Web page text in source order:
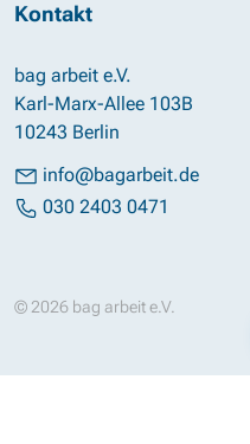
Kontakt
bag arbeit e.V.
Karl-Marx-Allee 103B
10243 Berlin
info@bagarbeit.de
030 2403 0471
© 2026 bag arbeit e.V.